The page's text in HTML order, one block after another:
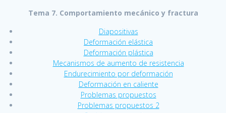
Tema 7. Comportamiento mecánico y fractura
Diapositivas
Deformación elástica
Deformación plástica
Mecanismos de aumento de resistencia
Endurecimiento por deformación
Deformación en caliente
Problemas propuestos
Problemas propuestos 2